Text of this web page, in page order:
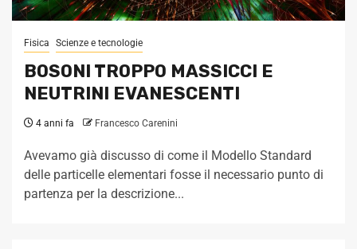
Fisica Scienze e tecnologie
BOSONI TROPPO MASSICCI E
NEUTRINI EVANESCENTI
4 anni fa Francesco Carenini
Avevamo già discusso di come il Modello Standard
delle particelle elementari fosse il necessario punto di
partenza per la descrizione...